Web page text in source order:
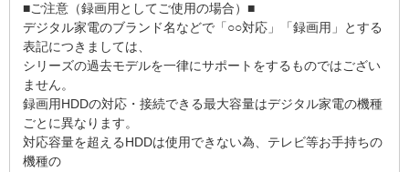
■ご注意（録画用としてご使用の場合）■
デジタル家電のブランド名などで「○○対応」「録画用」とする
表記につきましては、
シリーズの過去モデルを一律にサポートをするものではござい
ません。
録画用HDDの対応・接続できる最大容量はデジタル家電の機種
ごとに異なります。
対応容量を超えるHDDは使用できない為、テレビ等お手持ちの
機種の